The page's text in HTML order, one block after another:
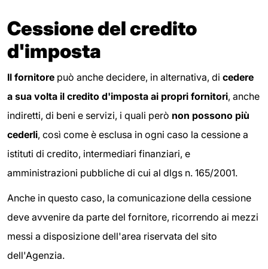
Cessione del credito
d'imposta
Il fornitore può anche decidere, in alternativa, di cedere
a sua volta il credito d'imposta ai propri fornitori, anche
indiretti, di beni e servizi, i quali però non possono più
cederli, così come è esclusa in ogni caso la cessione a
istituti di credito, intermediari finanziari, e
amministrazioni pubbliche di cui al dlgs n. 165/2001.
Anche in questo caso, la comunicazione della cessione
deve avvenire da parte del fornitore, ricorrendo ai mezzi
messi a disposizione dell'area riservata del sito
dell'Agenzia.